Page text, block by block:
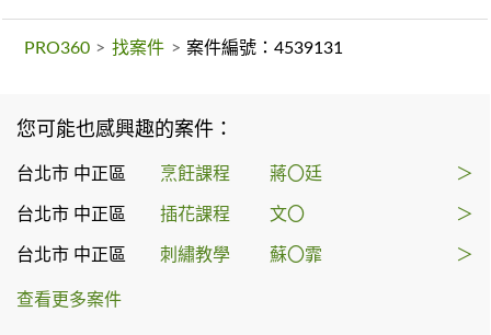
PRO360 > 找案件 > 案件編號：4539131
您可能也感興趣的案件：
台北市 中正區 烹飪課程 蔣〇廷 ＞
台北市 中正區 插花課程 文〇 ＞
台北市 中正區 刺繡教學 蘇〇霏 ＞
查看更多案件